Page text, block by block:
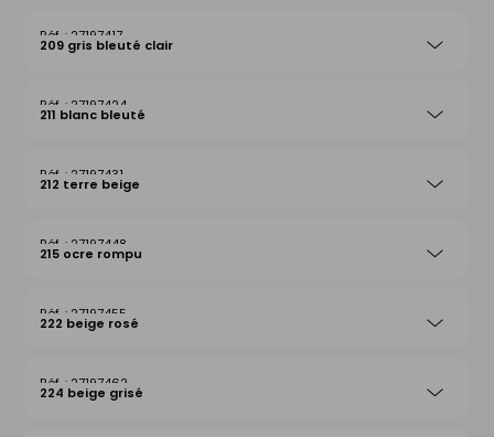
27197417
209 gris bleuté clair
27197424
211 blanc bleuté
27197431
212 terre beige
27197448
215 ocre rompu
27197455
222 beige rosé
27197462
224 beige grisé